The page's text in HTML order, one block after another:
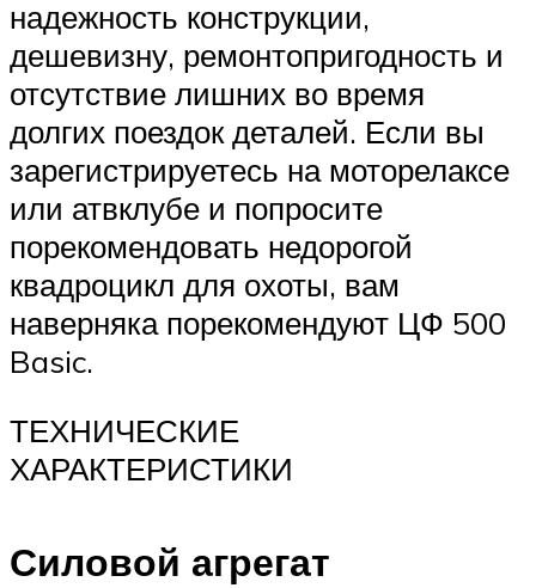
надежность конструкции,
дешевизну, ремонтопригодность и
отсутствие лишних во время
долгих поездок деталей. Если вы
зарегистрируетесь на моторелаксе
или атвклубе и попросите
порекомендовать недорогой
квадроцикл для охоты, вам
наверняка порекомендуют ЦФ 500
Basic.
ТЕХНИЧЕСКИЕ
ХАРАКТЕРИСТИКИ
Силовой агрегат